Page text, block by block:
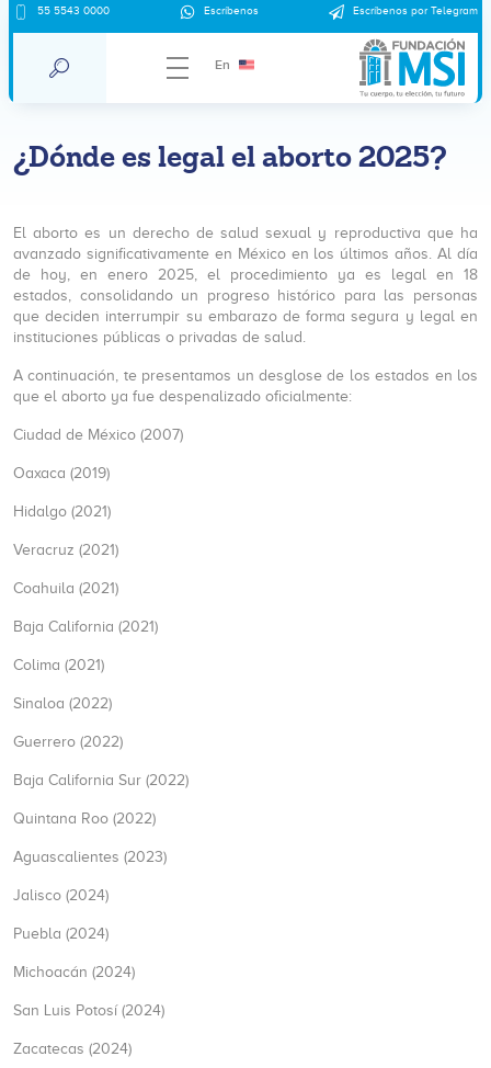
55 5543 0000 Escríbenos Escríbenos por Telegram
En
¿Dónde es legal el aborto 2025?
El aborto es un derecho de salud sexual y reproductiva que ha
avanzado significativamente en México en los últimos años. Al día
de hoy, en enero 2025, el procedimiento ya es legal en 18
estados, consolidando un progreso histórico para las personas
que deciden interrumpir su embarazo de forma segura y legal en
instituciones públicas o privadas de salud.
A continuación, te presentamos un desglose de los estados en los
que el aborto ya fue despenalizado oficialmente:
Ciudad de México (2007)
Oaxaca (2019)
Hidalgo (2021)
Veracruz (2021)
Coahuila (2021)
Baja California (2021)
Colima (2021)
Sinaloa (2022)
Guerrero (2022)
Baja California Sur (2022)
Quintana Roo (2022)
Aguascalientes (2023)
Jalisco (2024)
Puebla (2024)
Michoacán (2024)
San Luis Potosí (2024)
Zacatecas (2024)